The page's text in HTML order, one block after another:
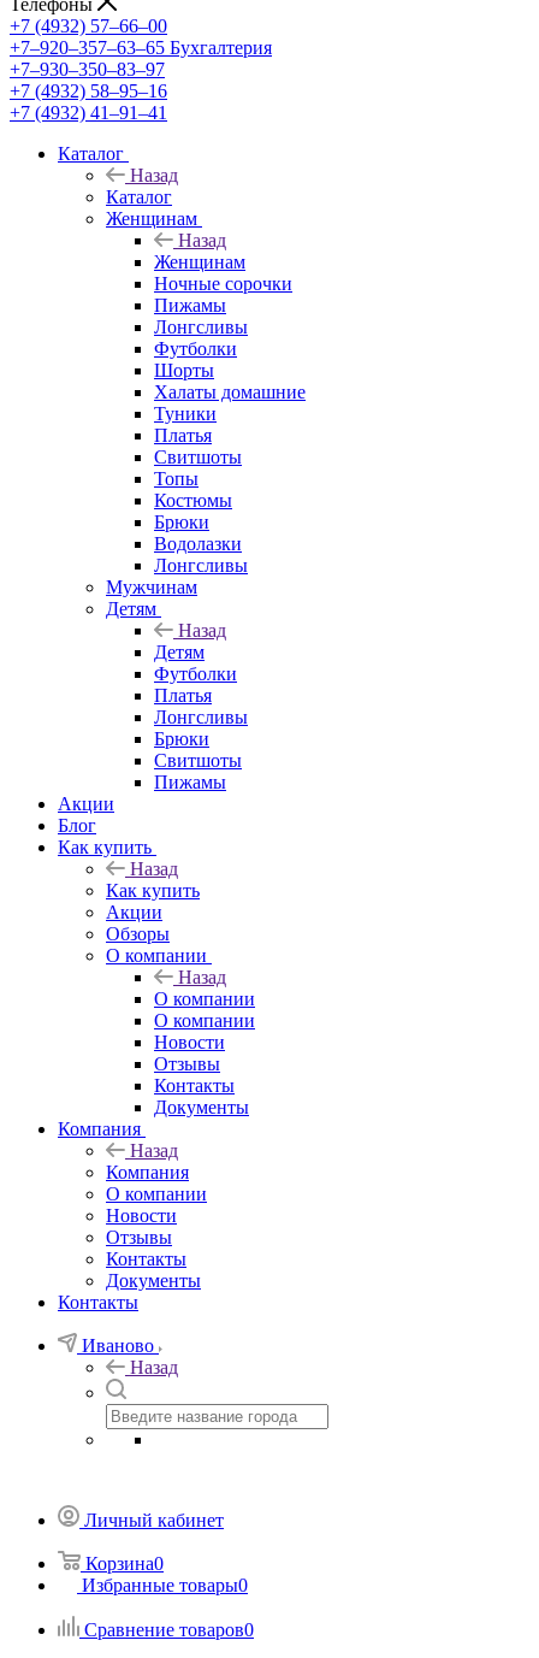
Телефоны
+7 (4932) 57‒66‒00
+7‒920‒357‒63‒65 Бухгалтерия
+7‒930‒350‒83‒97
+7 (4932) 58‒95‒16
+7 (4932) 41‒91‒41
Каталог
Назад
Каталог
Женщинам
Назад
Женщинам
Ночные сорочки
Пижамы
Лонгсливы
Футболки
Шорты
Халаты домашние
Туники
Платья
Свитшоты
Топы
Костюмы
Брюки
Водолазки
Лонгсливы
Мужчинам
Детям
Назад
Детям
Футболки
Платья
Лонгсливы
Брюки
Свитшоты
Пижамы
Акции
Блог
Как купить
Назад
Как купить
Акции
Обзоры
О компании
Назад
О компании
О компании
Новости
Отзывы
Контакты
Документы
Компания
Назад
Компания
О компании
Новости
Отзывы
Контакты
Документы
Контакты
Иваново
Назад
Личный кабинет
Корзина0
Избранные товары0
Сравнение товаров0